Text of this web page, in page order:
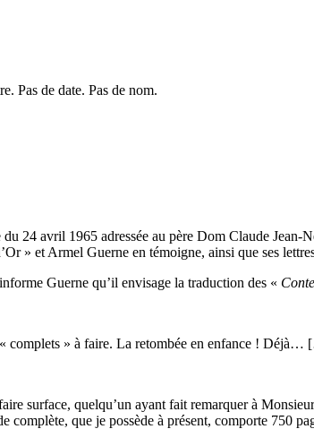
Pas de date. Pas de nom.
24 avril 1965 adressée au père Dom Claude
» et Armel Guerne en témoigne, ainsi que ses
Guerne qu’il envisage la traduction des «
complets » à faire. La retombée en enfance !
surface, quelqu’un ayant fait remarquer à
que je possède à présent, comporte 750